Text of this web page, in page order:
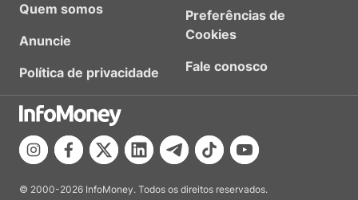
Quem somos
Anuncie
Política de privacidade
Preferências de
Cookies
Fale conosco
© 2000-2026 InfoMoney. Todos os direitos reservados.